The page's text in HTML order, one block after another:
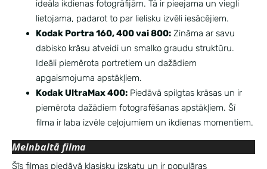
ideāla ikdienas fotogrāfijām. Tā ir pieejama un viegli
lietojama, padarot to par lielisku izvēli iesācējiem.
Kodak Portra 160, 400 vai 800: Zināma ar savu
dabisko krāsu atveidi un smalko graudu struktūru.
Ideāli piemērota portretiem un dažādiem
apgaismojuma apstākļiem.
Kodak UltraMax 400: Piedāvā spilgtas krāsas un ir
piemērota dažādiem fotografēšanas apstākļiem. Šī
filma ir laba izvēle ceļojumiem un ikdienas momentiem.
Melnbaltā filma
Šīs filmas piedāvā klasisku izskatu un ir populāras